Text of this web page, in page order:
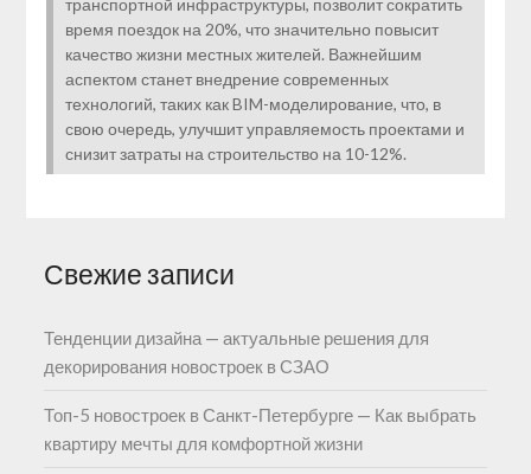
транспортной инфраструктуры, позволит сократить
время поездок на 20%, что значительно повысит
качество жизни местных жителей. Важнейшим
аспектом станет внедрение современных
технологий, таких как BIM-моделирование, что, в
свою очередь, улучшит управляемость проектами и
снизит затраты на строительство на 10-12%.
Свежие записи
Тенденции дизайна — актуальные решения для
декорирования новостроек в СЗАО
Топ-5 новостроек в Санкт-Петербурге — Как выбрать
квартиру мечты для комфортной жизни